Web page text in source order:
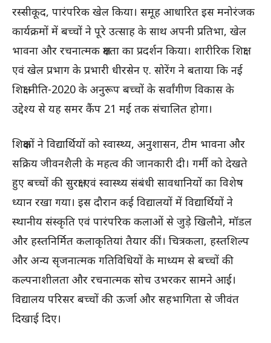
रस्सीकूद, पारंपरिक खेल किया। समूह आधारित इस मनोरंजक
कार्यक्रमों में बच्चों ने पूरे उत्साह के साथ अपनी प्रतिभा, खेल
भावना और रचनात्मक क्षमता का प्रदर्शन किया। शारीरिक शिक्षा
एवं खेल प्रभाग के प्रभारी धीरसेन ए. सोरेंग ने बताया कि नई
शिक्षा नीति-2020 के अनुरूप बच्चों के सर्वांगीण विकास के
उद्देश्य से यह समर कैंप 21 मई तक संचालित होगा।
शिक्षकों ने विद्यार्थियों को स्वास्थ्य, अनुशासन, टीम भावना और
सक्रिय जीवनशैली के महत्व की जानकारी दी। गर्मी को देखते
हुए बच्चों की सुरक्षा एवं स्वास्थ्य संबंधी सावधानियों का विशेष
ध्यान रखा गया। इस दौरान कई विद्यालयों में विद्यार्थियों ने
स्थानीय संस्कृति एवं पारंपरिक कलाओं से जुड़े खिलौने, मॉडल
और हस्तनिर्मित कलाकृतियां तैयार कीं। चित्रकला, हस्तशिल्प
और अन्य सृजनात्मक गतिविधियों के माध्यम से बच्चों की
कल्पनाशीलता और रचनात्मक सोच उभरकर सामने आई।
विद्यालय परिसर बच्चों की ऊर्जा और सहभागिता से जीवंत
दिखाई दिए।